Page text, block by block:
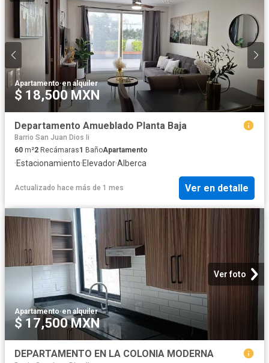
Apartamento·en alquiler
$ 18,500 MXN
Departamento Amueblado Planta Baja
Barrio San Juan Dios Ii
60 m²2 Recámaras1 BañoApartamento
·Estacionamiento·Elevador·Alberca
Actualizado hace más de 1 mes Ver en detalle
Ver foto
Apartamento·en alquiler
$ 17,500 MXN
DEPARTAMENTO EN LA COLONIA MODERNA